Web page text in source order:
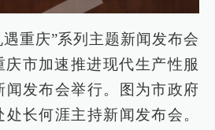
重庆”系列主题新闻发布会
市加速推进现代生产性服
闻发布会举行。图为市政府
长何涯主持新闻发布会。